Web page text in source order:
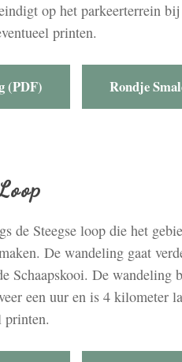
op het parkeerterrein
printen.
(PDF) Rondje
de Steegse loop die het
De wandeling gaat
Schaapskooi. De
een uur en is 4 kilometer
printen.